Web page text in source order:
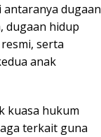
dugaan
dugaan hidup
serta
anak
kuasa hukum
terkait guna